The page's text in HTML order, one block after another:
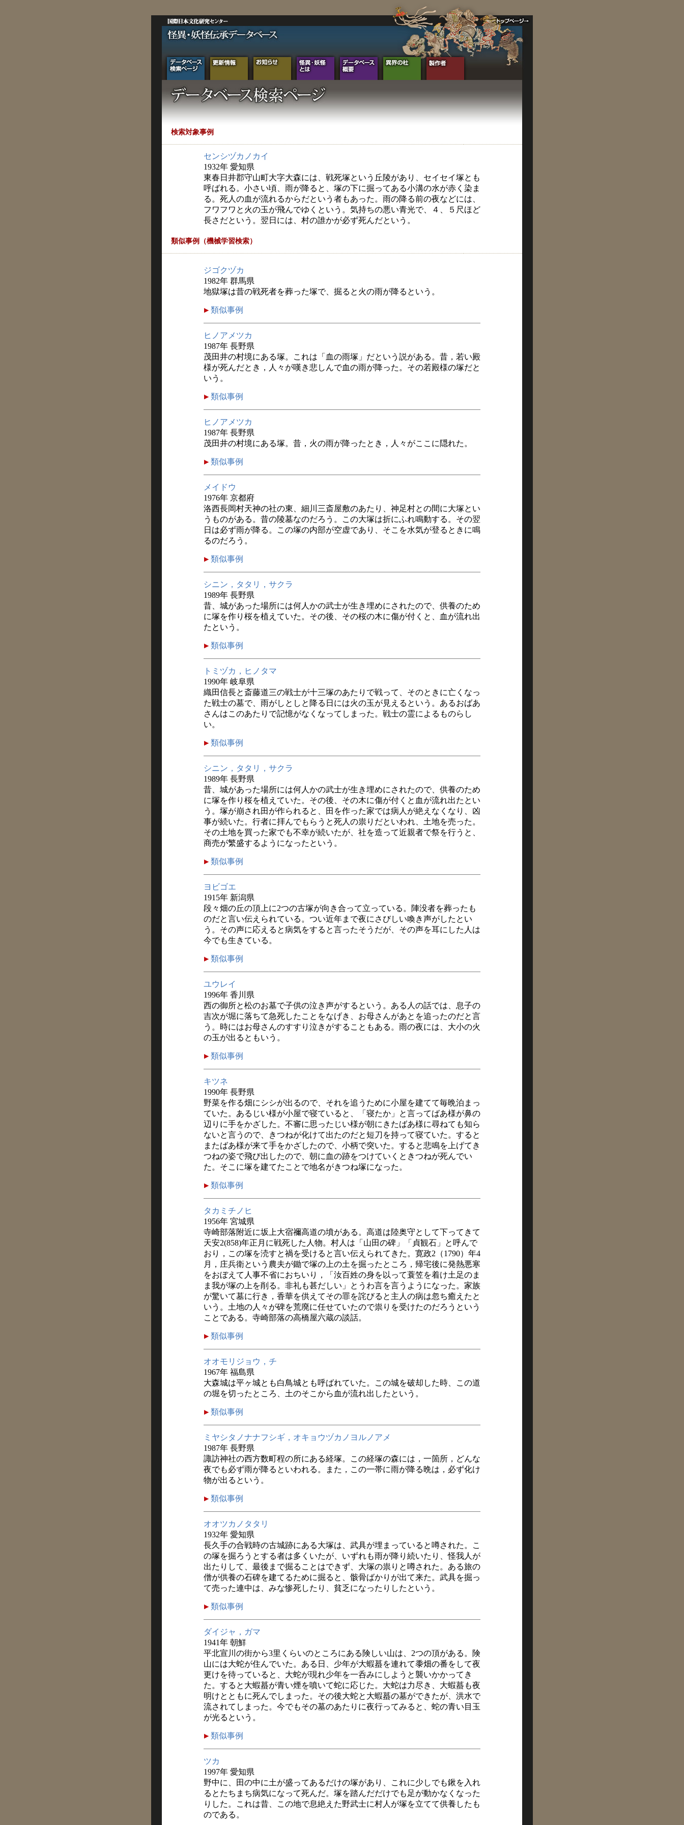
検索対象事例
センシヅカノカイ
1932年 愛知県
東春日井郡守山町大字大森には、戦死塚という丘陵があり、セイセイ塚とも
呼ばれる。小さい頃、雨が降ると、塚の下に掘ってある小溝の水が赤く染ま
る。死人の血が流れるからだという者もあった。雨の降る前の夜などには、
フワフワと火の玉が飛んでゆくという。気持ちの悪い青光で、４、５尺ほど
長さだという。翌日には、村の誰かが必ず死んだという。
類似事例（機械学習検索）
ジゴクヅカ
1982年 群馬県
地獄塚は昔の戦死者を葬った塚で、掘ると火の雨が降るという。
類似事例
ヒノアメツカ
1987年 長野県
茂田井の村境にある塚。これは「血の雨塚」だという説がある。昔，若い殿
様が死んだとき，人々が嘆き悲しんで血の雨が降った。その若殿様の塚だと
いう。
類似事例
ヒノアメツカ
1987年 長野県
茂田井の村境にある塚。昔，火の雨が降ったとき，人々がここに隠れた。
類似事例
メイドウ
1976年 京都府
洛西長岡村天神の社の東、細川三斎屋敷のあたり、神足村との間に大塚とい
うものがある。昔の陵墓なのだろう。この大塚は折にふれ鳴動する。その翌
日は必ず雨が降る。この塚の内部が空虚であり、そこを水気が登るときに鳴
るのだろう。
類似事例
シニン，タタリ，サクラ
1989年 長野県
昔、城があった場所には何人かの武士が生き埋めにされたので、供養のため
に塚を作り桜を植えていた。その後、その桜の木に傷が付くと、血が流れ出
たという。
類似事例
トミヅカ，ヒノタマ
1990年 岐阜県
織田信長と斎藤道三の戦士が十三塚のあたりで戦って、そのときに亡くなっ
た戦士の墓で、雨がしとしと降る日には火の玉が見えるという。あるおばあ
さんはこのあたりで記憶がなくなってしまった。戦士の霊によるものらし
い。
類似事例
シニン，タタリ，サクラ
1989年 長野県
昔、城があった場所には何人かの武士が生き埋めにされたので、供養のため
に塚を作り桜を植えていた。その後、その木に傷が付くと血が流れ出たとい
う。塚が崩され田が作られると、田を作った家では病人が絶えなくなり、凶
事が続いた。行者に拝んでもらうと死人の祟りだといわれ、土地を売った。
その土地を買った家でも不幸が続いたが、社を造って近親者で祭を行うと、
商売が繁盛するようになったという。
類似事例
ヨビゴエ
1915年 新潟県
段々畑の丘の頂上に2つの古塚が向き合って立っている。陣没者を葬ったも
のだと言い伝えられている。つい近年まで夜にさびしい喚き声がしたとい
う。その声に応えると病気をすると言ったそうだが、その声を耳にした人は
今でも生きている。
類似事例
ユウレイ
1996年 香川県
西の御所と松のお墓で子供の泣き声がするという。ある人の話では、息子の
吉次が堀に落ちて急死したことをなげき、お母さんがあとを追ったのだと言
う。時にはお母さんのすすり泣きがすることもある。雨の夜には、大小の火
の玉が出るともいう。
類似事例
キツネ
1990年 長野県
野菜を作る畑にシシが出るので、それを追うために小屋を建てて毎晩泊まっ
ていた。あるじい様が小屋で寝ていると、「寝たか」と言ってばあ様が鼻の
辺りに手をかざした。不審に思ったじい様が朝にきたばあ様に尋ねても知ら
ないと言うので、きつねが化けて出たのだと短刀を持って寝ていた。すると
またばあ様が来て手をかざしたので、小柄で突いた。すると悲鳴を上げてき
つねの姿で飛び出したので、朝に血の跡をつけていくときつねが死んでい
た。そこに塚を建てたことで地名がきつね塚になった。
類似事例
タカミチノヒ
1956年 宮城県
寺崎部落附近に坂上大宿禰高道の墳がある。高道は陸奥守として下ってきて
天安2(858)年正月に戦死した人物。村人は「山田の碑」「貞観石」と呼んで
おり，この塚を涜すと禍を受けると言い伝えられてきた。寛政2（1790）年4
月，庄兵衛という農夫が鋤で塚の上の土を掘ったところ，帰宅後に発熱悪寒
をおぼえて人事不省におちいり，「汝百姓の身を以って蓑笠を着け土足のま
ま我が塚の上を削る。非礼も甚だしい」とうわ言を言うようになった。家族
が驚いて墓に行き，香華を供えてその罪を詫びると主人の病は忽ち癒えたと
いう。土地の人々が碑を荒廃に任せていたので祟りを受けたのだろうという
ことである。寺崎部落の高橋屋六蔵の談話。
類似事例
オオモリジョウ，チ
1967年 福島県
大森城は平ヶ城とも白鳥城とも呼ばれていた。この城を破却した時、この道
の堀を切ったところ、土のそこから血が流れ出したという。
類似事例
ミヤシタノナナフシギ，オキョウヅカノヨルノアメ
1987年 長野県
諏訪神社の西方数町程の所にある経塚。この経塚の森には，一箇所，どんな
夜でも必ず雨が降るといわれる。また，この一帯に雨が降る晩は，必ず化け
物が出るという。
類似事例
オオツカノタタリ
1932年 愛知県
長久手の合戦時の古城跡にある大塚は、武具が埋まっていると噂された。こ
の塚を掘ろうとする者は多くいたが、いずれも雨が降り続いたり、怪我人が
出たりして、最後まで掘ることはできず、大塚の祟りと噂された。ある旅の
僧が供養の石碑を建てるために掘ると、骸骨ばかりが出て来た。武具を掘っ
て売った連中は、みな惨死したり、貧乏になったりしたという。
類似事例
ダイジャ，ガマ
1941年 朝鮮
平北宣川の街から3里くらいのところにある険しい山は、2つの頂がある。険
山には大蛇が住んでいた。ある日、少年が大蝦蟇を連れて黍畑の番をして夜
更けを待っていると、大蛇が現れ少年を一呑みにしようと襲いかかってき
た。すると大蝦蟇が青い煙を噴いて蛇に応じた。大蛇は力尽き、大蝦蟇も夜
明けとともに死んでしまった。その後大蛇と大蝦蟇の墓ができたが、洪水で
流されてしまった。今でもその墓のあたりに夜行ってみると、蛇の青い目玉
が光るという。
類似事例
ツカ
1997年 愛知県
野中に、田の中に土が盛ってあるだけの塚があり、これに少しでも鍬を入れ
るとたちまち病気になって死んだ。塚を踏んだだけでも足が動かなくなった
りした。これは昔、この地で息絶えた野武士に村人が塚を立てて供養したも
のである。